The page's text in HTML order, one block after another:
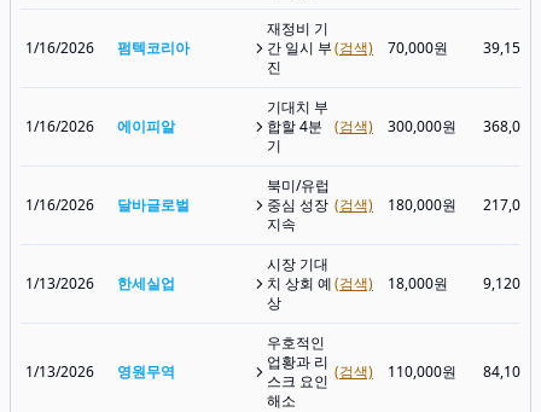
1/16/2026 펌텍코리아
재정비 기
간 일시 부
진
(검색) 70,000원 39,150
1/16/2026 에이피알
기대치 부
합할 4분
기
(검색) 300,000원 368,000
1/16/2026 달바글로벌
북미/유럽
중심 성장
지속
(검색) 180,000원 217,000
1/13/2026 한세실업
시장 기대
치 상회 예
상
(검색) 18,000원 9,120원
1/13/2026 영원무역
우호적인
업황과 리
스크 요인
해소
(검색) 110,000원 84,100